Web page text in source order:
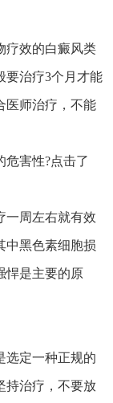
效的白癜风类
要治疗3个月才能
医师治疗，不能
危害性?点击了
周左右就有效
中黑色素细胞损
悍是主要的原
定一种正规的
持治疗，不要放